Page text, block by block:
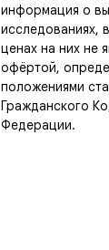
информация о
исследованиях,
ценах на них не
офёртой,
положениями
Гражданского
Федерации.